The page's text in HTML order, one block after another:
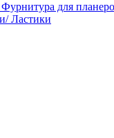
для
Ластики